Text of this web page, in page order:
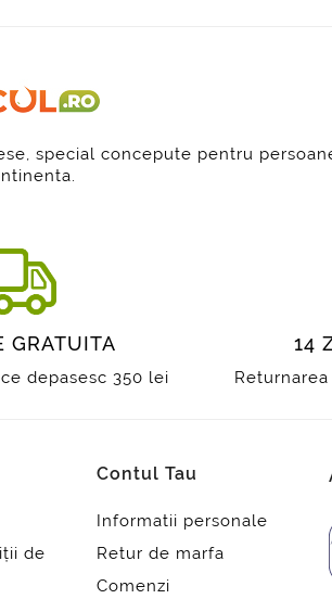
special concepute pentru
GRATUITA
depasesc 350 lei
14
de
Contul Tau
Informatii personale
Retur de marfa
Comenzi